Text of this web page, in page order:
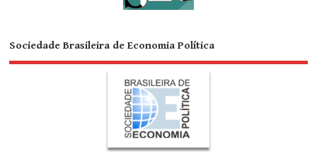
Sociedade Brasileira de Economia Política